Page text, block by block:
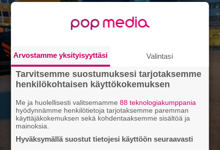
Arvostamme yksityisyyttäsi Valintasi
Tarvitsemme suostumuksesi tarjotaksemme
henkilökohtaisen käyttökokemuksen
Me ja huolellisesti valitsemamme88 teknologiakumppania
hyödynnämme henkilötietoja tarjotaksemme paremman
käyttäjäkokemuksen sekä kohdentaaksemme sisältöä ja
mainoksia.
Hyväksymällä suostut tietojesi käyttöön seuraavasti